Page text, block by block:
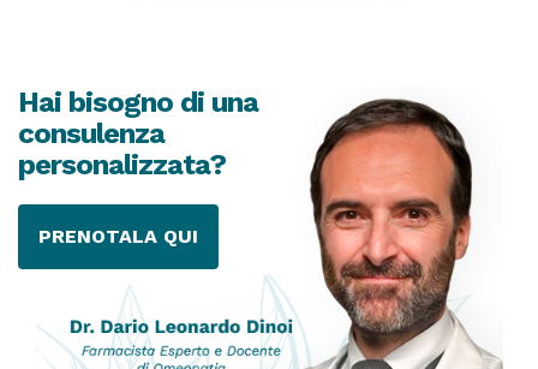
Hai bisogno di una
consulenza
personalizzata?
PRENOTALA QUI